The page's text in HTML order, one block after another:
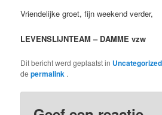
Vriendelijke groet, fijn weekend verder,
LEVENSLIJNTEAM – DAMME vzw
Dit bericht werd geplaatst in Uncategorized
depermalink .